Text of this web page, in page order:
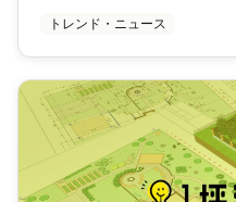
トレンド・ニュース